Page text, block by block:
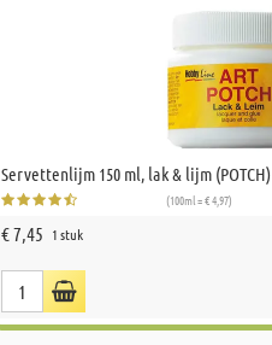
Servettenlijm 150 ml, lak & lijm (POTCH)
(100ml = € 4,97)
€ 7,45 1 stuk